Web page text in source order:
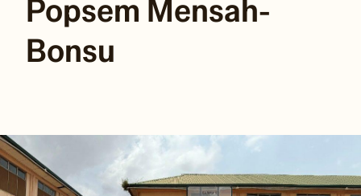
Popsem Mensah-
Bonsu